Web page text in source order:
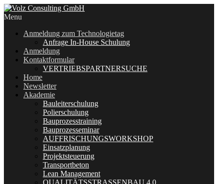
Menu
Anmeldung zum Technologietag
Anfrage In-House Schulung
Anmeldung
Kontaktformular
VERTRIEBSPARTNERSUCHE
Home
Newsletter
Akademie
Bauleiterschulung
Polierschulung
Bauprozesstraining
Bauprozesseminar
AUFFRISCHUNGSWORKSHOP
Einsatzplanung
Projektsteuerung
Transportbeton
Lean Management
QUALITÄTSSTRASSENBAU 4.0